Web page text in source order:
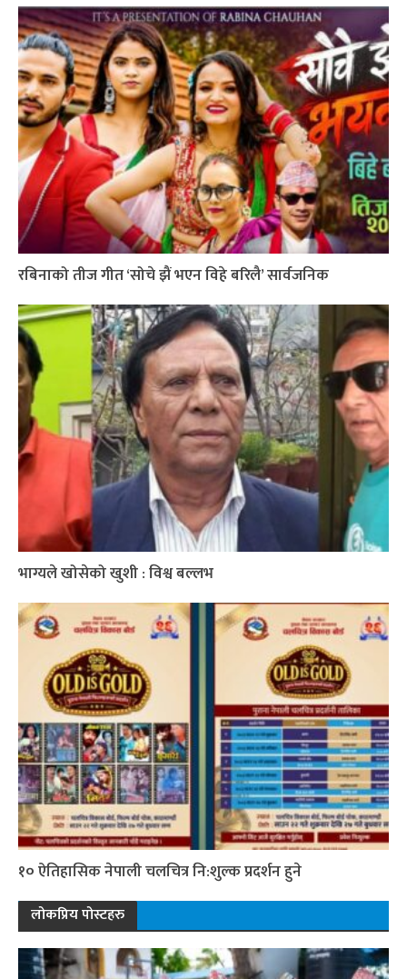
रबिनाको तीज गीत ‘सोचे झैं भएन विहे बरिलै’ सार्वजनिक
भाग्यले खोसेको खुशी : विश्व बल्लभ
१० ऐतिहासिक नेपाली चलचित्र नि:शुल्क प्रदर्शन हुने
लोकप्रिय पोस्टहरु